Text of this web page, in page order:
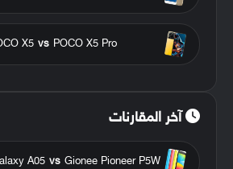
POCO X5 Pro
vs
X5
آخر المقارنات
Gionee Pioneer P5W
vs
A05